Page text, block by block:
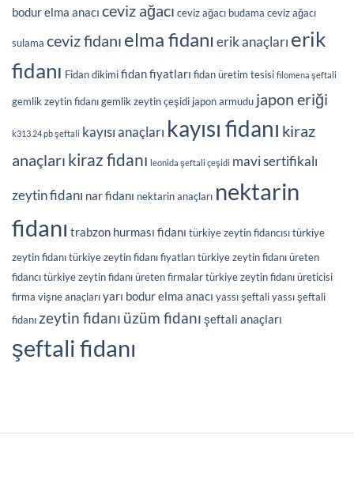
bodur elma anacı ceviz ağacı ceviz ağacı budama ceviz ağacı
sulama ceviz fidanı elma fidanı erik anaçları erik
fidanı Fidan dikimifidan fiyatları fidan üretim tesisi filomena şeftali
gemlik zeytin fidanıgemlik zeytin çeşidi japon armudu japon eriği
k313 24 pb şeftali kayısı anaçları kayısı fidanı kiraz
anaçları kiraz fidanı leonida şeftali çeşidi mavi sertifikalı
zeytin fidanı nar fidanı nektarin anaçları nektarin
fidanı trabzon hurması fidanı türkiye zeytin fidancısıtürkiye
zeytin fidanıtürkiye zeytin fidanı fiyatlarıtürkiye zeytin fidanı üreten
fidancıtürkiye zeytin fidanı üreten firmalartürkiye zeytin fidanı üreticisi
firma vişne anaçlarıyarı bodur elma anacı yassı şeftaliyassı şeftali
fidanı zeytin fidanı üzüm fidanı şeftali anaçları
şeftali fidanı